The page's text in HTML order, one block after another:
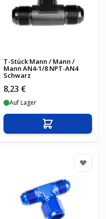
T-Stück Mann / Mann /
Mann AN4-1/8 NPT-AN4
Schwarz
8,23 €
Auf Lager
In den